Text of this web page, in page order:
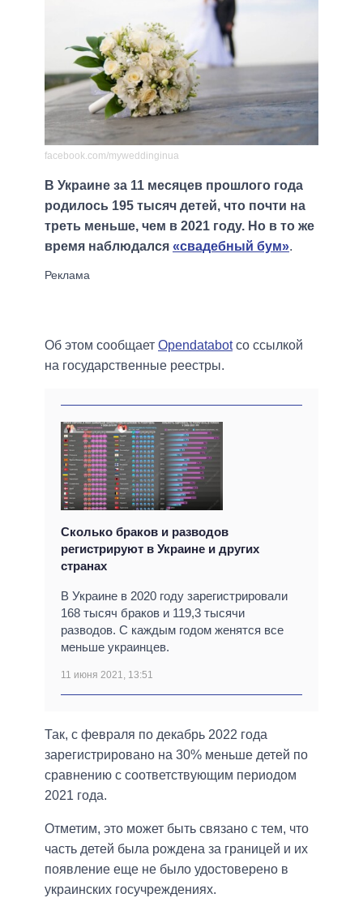
facebook.com/myweddinginua
В Украине за 11 месяцев прошлого года
родилось 195 тысяч детей, что почти на
треть меньше, чем в 2021 году. Но в то же
время наблюдался «свадебный бум».
Об этом сообщает Оpendatabotсо ссылкой
на государственные реестры.
Сколько браков и разводов
регистрируют в Украине и других
странах
В Украине в 2020 году зарегистрировали
168 тысяч браков и 119,3 тысячи
разводов. С каждым годом женятся все
меньше украинцев.
11 июня 2021, 13:51
Так, с февраля по декабрь 2022 года
зарегистрировано на 30% меньше детей по
сравнению с соответствующим периодом
2021 года.
Отметим, это может быть связано с тем, что
часть детей была рождена за границей и их
появление еще не было удостоверено в
украинских госучреждениях.